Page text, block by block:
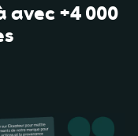
avec +4 000